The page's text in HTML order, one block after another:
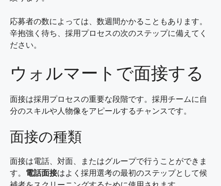
応募者の数によっては、数週間かかることもあります。
辛抱強く待ち、採用プロセスの次のステップに備えてく
ださい。
ウォルマートで面接する
面接は採用プロセスの重要な段階です。採用チームに自
分のスキルや人物像をアピールするチャンスです。
面接の種類
面接は電話、対面、またはグループで行うことができま
す。 電話面接はよく採用選考の最初のステップとして候